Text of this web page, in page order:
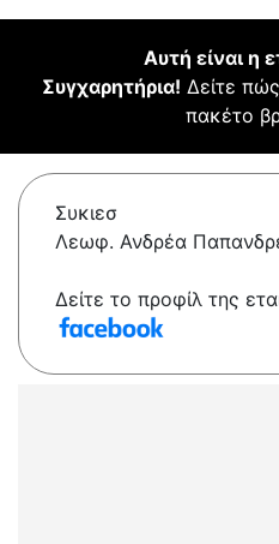
Αυτή είναι η
Συγχαρητήρια! Δείτε
πακέτο
Συκιεσ
Λεωφ. Ανδρέα
Δείτε το προφίλ της